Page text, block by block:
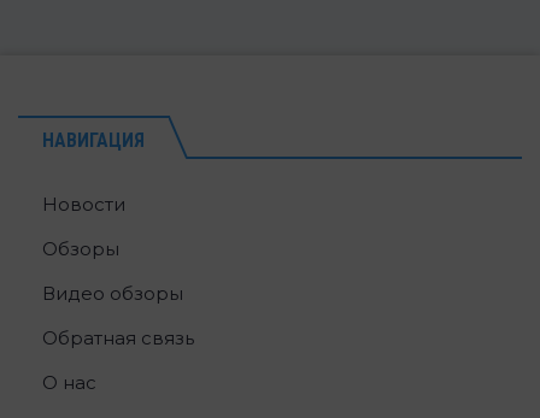
НАВИГАЦИЯ
Новости
Обзоры
Видео обзоры
Обратная связь
О нас